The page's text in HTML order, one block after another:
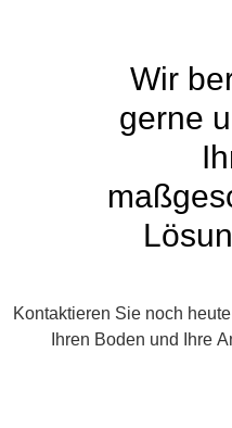
Wir
gerne
Kontaktieren Sie noch
Ihren Boden und Ihre